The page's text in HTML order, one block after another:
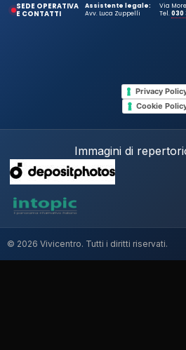
SEDE OPERATIVA
E CONTATTI
Assistente legale:
Avv. Luca Zuppelli
Via
Tel.030
Privacy
Cookie
Immagini di
© 2026 Vivicentro. Tutti i diritti riservati.